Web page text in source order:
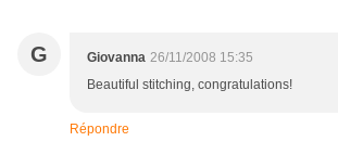
G Giovanna 26/11/2008 15:35
Beautiful stitching, congratulations!
Répondre